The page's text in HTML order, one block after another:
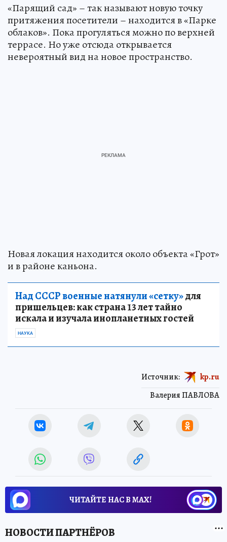
«Парящий сад» – так называют новую точку
притяжения посетители – находится в «Парке
облаков». Пока прогуляться можно по верхней
террасе. Но уже отсюда открывается
невероятный вид на новое пространство.
Новая локация находится около объекта «Грот»
и в районе каньона.
Над СССР военные натянули «сетку»для
пришельцев: как страна 13 лет тайно
искала и изучала инопланетных гостей
НАУКА
Валерия ПАВЛОВА
Источник: kp.ru
ЧИТАЙТЕ НАС В МАХ!